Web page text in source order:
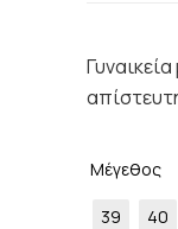
Μέγεθος
39 40